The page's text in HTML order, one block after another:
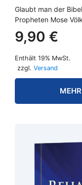
Glaubt man der
Propheten Mose
9,90 €
Enthält 19% MwSt.
zzgl. Versand